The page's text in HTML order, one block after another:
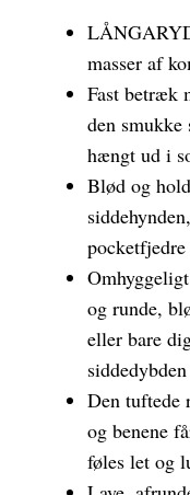
masser af
Fast betræk
den
hængt ud i
Blød og
og runde,
eller bare
Den tuftede
og benene
føles let og